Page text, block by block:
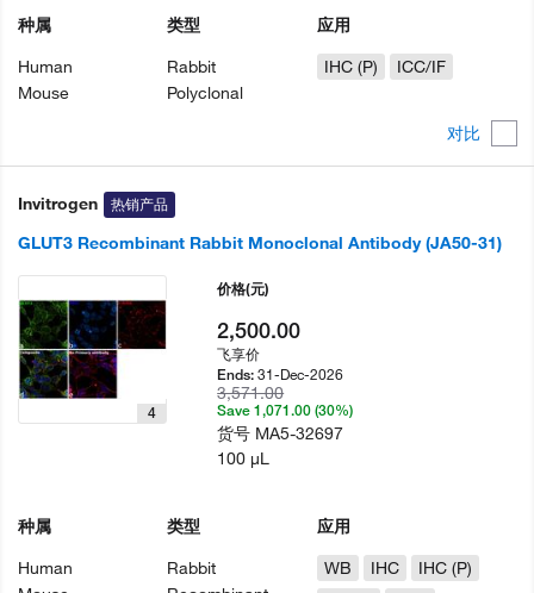
对比
种属
Human
Mouse
类型
Rabbit
Polyclonal
应用
IHC (P)
ICC/IF
Invitrogen 热销产品
GLUT3 Recombinant Rabbit Monoclonal Antibody (JA50-31)
4
种属
Human
类型
Rabbit
应用
WB
IHC
IHC (P)
价格(元)
2,500.00
飞享价
Ends:31-Dec-2026
3,571.00
Save 1,071.00 (30%)
货号 MA5-32697
100 µL